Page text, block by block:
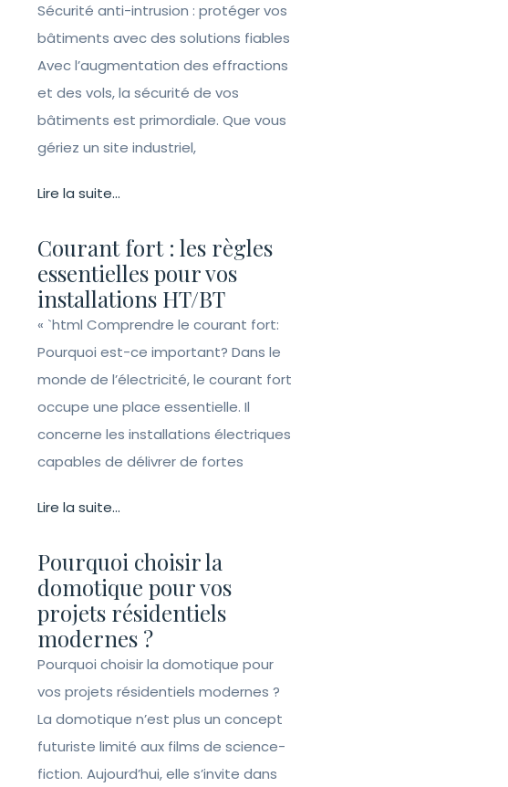
Sécurité anti-intrusion : protéger vos
bâtiments avec des solutions fiables
Avec l’augmentation des effractions
et des vols, la sécurité de vos
bâtiments est primordiale. Que vous
gériez un site industriel,
Lire la suite...
Courant fort : les règles
essentielles pour vos
installations HT/BT
« `html Comprendre le courant fort:
Pourquoi est-ce important? Dans le
monde de l’électricité, le courant fort
occupe une place essentielle. Il
concerne les installations électriques
capables de délivrer de fortes
Lire la suite...
Pourquoi choisir la
domotique pour vos
projets résidentiels
modernes ?
Pourquoi choisir la domotique pour
vos projets résidentiels modernes ?
La domotique n’est plus un concept
futuriste limité aux films de science-
fiction. Aujourd’hui, elle s’invite dans